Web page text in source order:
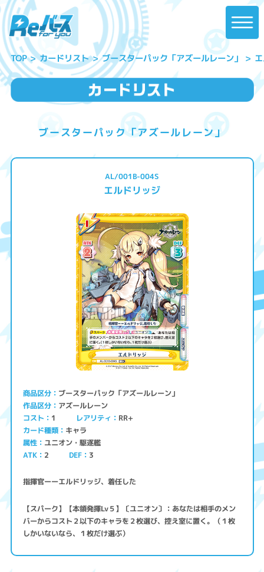
TOP カードリスト ブースターパック「アズールレーン」
ブースターパック「アズールレーン」
AL/001B-004S
エルドリッジ
商品区分 ブースターパック「アズールレーン」
作品区分 アズールレーン
コスト 1 レアリティ RR+
カード種類 キャラ
属性 ユニオン・駆逐艦
ATK 2 DEF 3
指揮官ーーエルドリッジ、着任した
【スパーク】【本領発揮Lv５】〔ユニオン〕：あなたは相手のメン
バーからコスト２以下のキャラを２枚選び、控え室に置く。（１枚
しかいないなら、１枚だけ選ぶ）